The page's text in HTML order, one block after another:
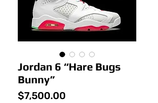
Jordan 6 “Hare Bugs
Bunny”
$7,500.00